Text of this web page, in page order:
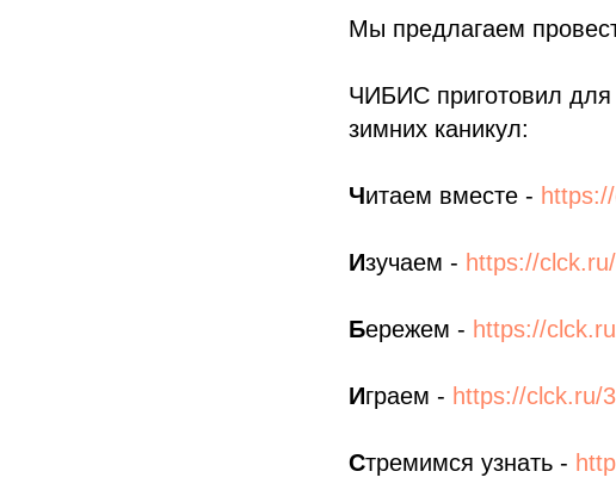
Мы предлагаем
ЧИБИС приготовил для
зимних каникул:
Читаем вместе -
Изучаем - https://
Бережем - https://
Играем - https://clck.ru/
Стремимся узнать -